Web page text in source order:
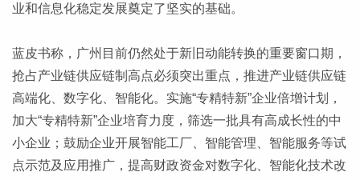
业和信息化稳定发展奠定了坚实的基础。
蓝皮书称，广州目前仍然处于新旧动能转换的重要窗口期，
抢占产业链供应链制高点必须突出重点，推进产业链供应链
高端化、数字化、智能化。实施“专精特新”企业倍增计划，
加大“专精特新”企业培育力度，筛选一批具有高成长性的中
小企业；鼓励企业开展智能工厂、智能管理、智能服务等试
点示范及应用推广，提高财政资金对数字化、智能化技术改